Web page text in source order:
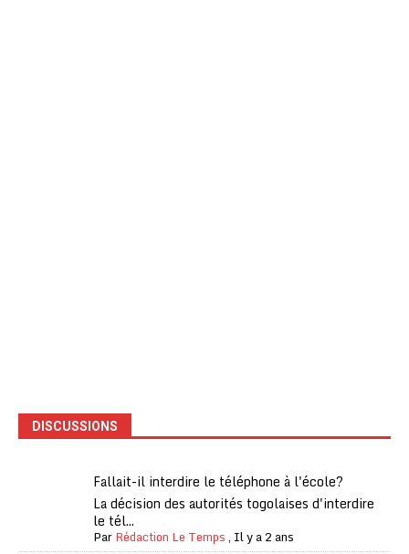
DISCUSSIONS
Fallait-il interdire le téléphone à l'école?
La décision des autorités togolaises d'interdire
le tél...
ParRédaction Le Temps, Il y a 2 ans